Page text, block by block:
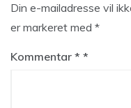
Din e-mailadresse vil
er markeret med *
Kommentar *